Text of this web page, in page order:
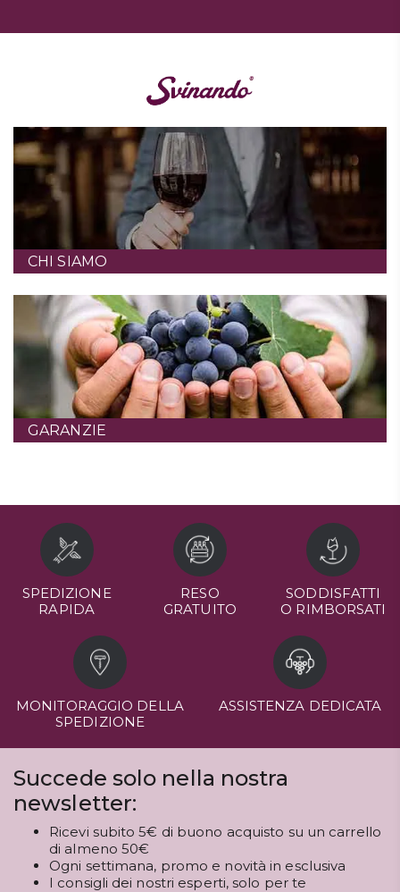
CHI SIAMO
GARANZIE
SPEDIZIONE
RAPIDA
RESO
GRATUITO
SODDISFATTI
O RIMBORSATI
MONITORAGGIO DELLA
SPEDIZIONE
ASSISTENZA DEDICATA
Succede solo nella nostra
newsletter:
Ricevi subito 5€ di buono acquisto su un carrello
di almeno 50€
Ogni settimana, promo e novità in esclusiva
I consigli dei nostri esperti, solo per te